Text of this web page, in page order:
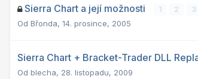
Sierra Chart a její možnosti 1 2 3
Od Břonda, 14. prosince, 2005
Sierra Chart + Bracket-Trader DLL
Od blecha, 28. listopadu, 2009